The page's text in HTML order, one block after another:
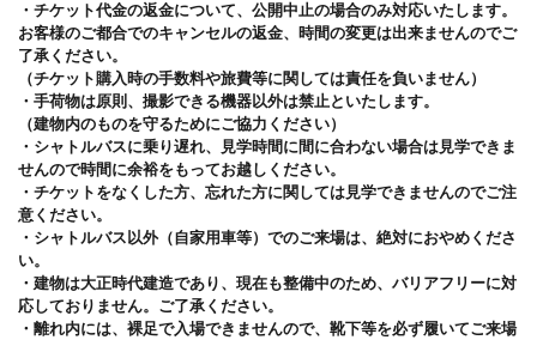
・チケット代金の返金について、公開中止の場合のみ対応いたします。
お客様のご都合でのキャンセルの返金、時間の変更は出来ませんのでご
了承ください。
（チケット購入時の手数料や旅費等に関しては責任を負いません）
・手荷物は原則、撮影できる機器以外は禁止といたします。
（建物内のものを守るためにご協力ください）
・シャトルバスに乗り遅れ、見学時間に間に合わない場合は見学できま
せんので時間に余裕をもってお越しください。
・チケットをなくした方、忘れた方に関しては見学できませんのでご注
意ください。
・シャトルバス以外（自家用車等）でのご来場は、絶対におやめくださ
い。
・建物は大正時代建造であり、現在も整備中のため、バリアフリーに対
応しておりません。ご了承ください。
・離れ内には、裸足で入場できませんので、靴下等を必ず履いてご来場